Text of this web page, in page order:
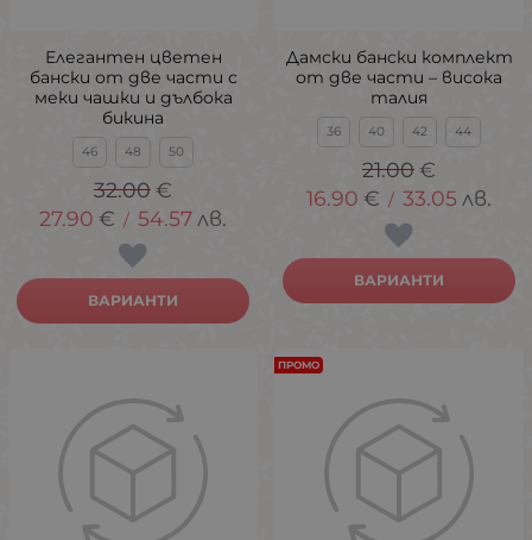
Елегантен цветен
бански от две части с
меки чашки и дълбока
бикина
46 48 50
32.00€
27.90 € / 54.57 лв.
ВАРИАНТИ
Дамски бански комплект
от две части – висока
талия
36 40 42 44
21.00€
16.90 € / 33.05 лв.
ВАРИАНТИ
ПРОМО